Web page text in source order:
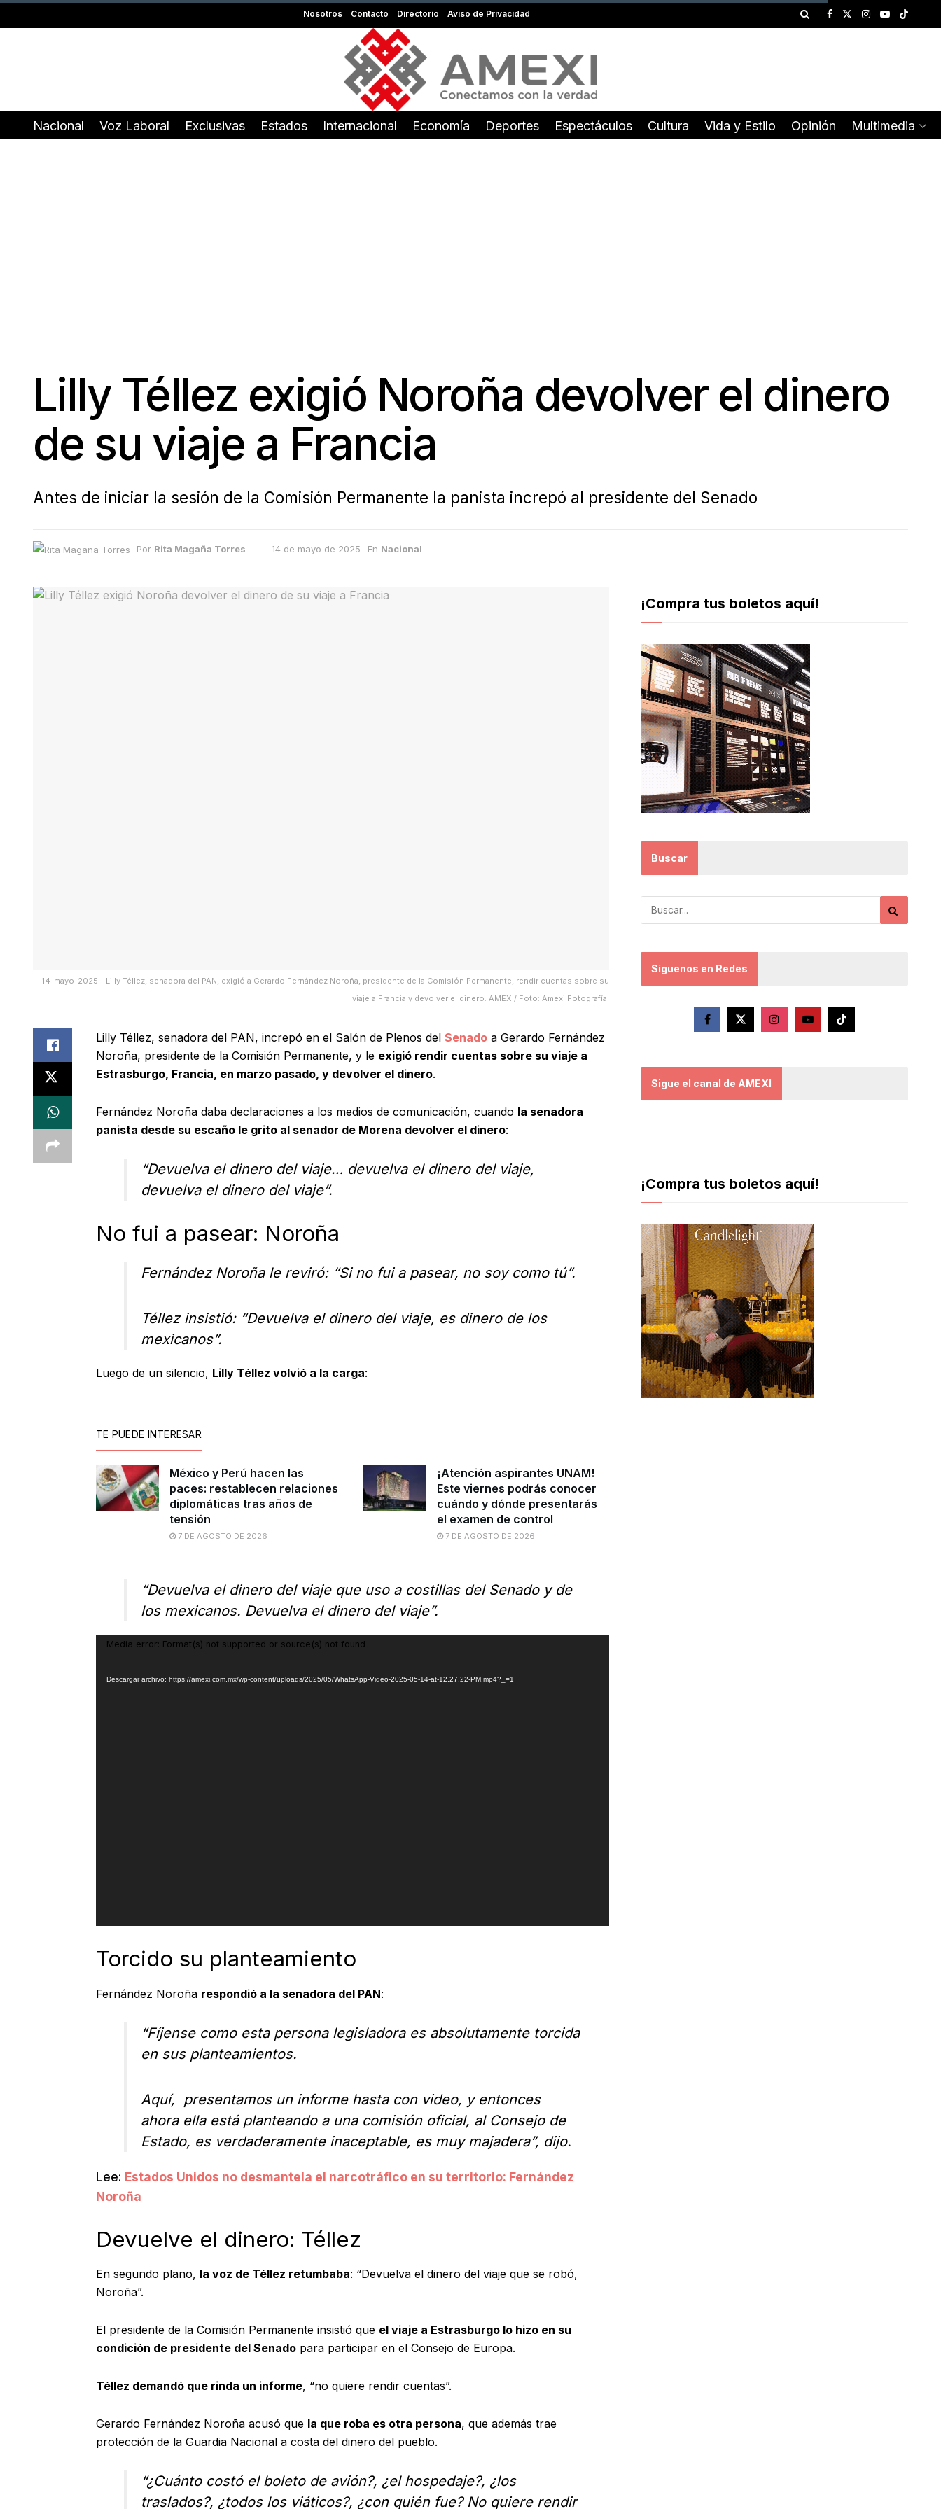
Nosotros Contacto Directorio Aviso de Privacidad
Nacional Voz Laboral Exclusivas Estados Internacional Economía Deportes Espectáculos Cultura Vida y Estilo Opinión Multimedia
Lilly Téllez exigió Noroña devolver el dinero
de su viaje a Francia
Antes de iniciar la sesión de la Comisión Permanente la panista increpó al presidente del Senado
Por Rita Magaña Torres 14 de mayo de 2025 En Nacional
14-mayo-2025.- Lilly Téllez, senadora del PAN, exigió a Gerardo Fernández Noroña, presidente de la Comisión Permanente, rendir cuentas sobre su
viaje a Francia y devolver el dinero. AMEXI/ Foto: Amexi Fotografía.
Lilly Téllez, senadora del PAN, increpó en el Salón de Plenos del Senado a Gerardo Fernández
Noroña, presidente de la Comisión Permanente, y le exigió rendir cuentas sobre su viaje a
Estrasburgo, Francia, en marzo pasado, y devolver el dinero.
Fernández Noroña daba declaraciones a los medios de comunicación, cuando la senadora
panista desde su escaño le grito al senador de Morena devolver el dinero:
“Devuelva el dinero del viaje… devuelva el dinero del viaje,
devuelva el dinero del viaje”.
No fui a pasear: Noroña
Fernández Noroña le reviró: “Si no fui a pasear, no soy como tú”.
Téllez insistió: “Devuelva el dinero del viaje, es dinero de los
mexicanos”.
Luego de un silencio, Lilly Téllez volvió a la carga:
TE PUEDE INTERESAR
México y Perú hacen las
paces: restablecen relaciones
diplomáticas tras años de
tensión
7 DE AGOSTO DE 2026
¡Atención aspirantes UNAM!
Este viernes podrás conocer
cuándo y dónde presentarás
el examen de control
7 DE AGOSTO DE 2026
“Devuelva el dinero del viaje que uso a costillas del Senado y de
los mexicanos. Devuelva el dinero del viaje”.
Reproductor
vídeo
Media error: Format(s) not supported or source(s) not found
Descargar archivo: https://amexi.com.mx/wp-content/uploads/2025/05/WhatsApp-Video-2025-05-14-at-12.27.22-PM.mp4?_=1
Torcido su planteamiento
Fernández Noroña respondió a la senadora del PAN:
“Fíjense como esta persona legisladora es absolutamente torcida
en sus planteamientos.
Aquí, presentamos un informe hasta con video, y entonces
ahora ella está planteando a una comisión oficial, al Consejo de
Estado, es verdaderamente inaceptable, es muy majadera”, dijo.
Lee: Estados Unidos no desmantela el narcotráfico en su territorio: Fernández
Noroña
Devuelve el dinero: Téllez
En segundo plano, la voz de Téllez retumbaba: “Devuelva el dinero del viaje que se robó,
Noroña”.
El presidente de la Comisión Permanente insistió que el viaje a Estrasburgo lo hizo en su
condición de presidente del Senado para participar en el Consejo de Europa.
Téllez demandó que rinda un informe, “no quiere rendir cuentas”.
Gerardo Fernández Noroña acusó que la que roba es otra persona, que además trae
protección de la Guardia Nacional a costa del dinero del pueblo.
“¿Cuánto costó el boleto de avión?, ¿el hospedaje?, ¿los
traslados?, ¿todos los viáticos?, ¿con quién fue? No quiere rendir
¡Compra tus boletos aquí!
Buscar
Síguenos en Redes
Sigue el canal de AMEXI
¡Compra tus boletos aquí!